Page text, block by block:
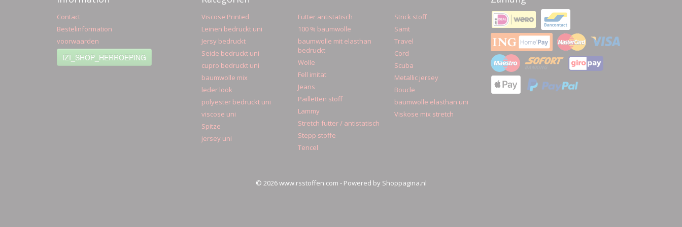
Contact
Bestelinformation
voorwaarden
IZI_SHOP_HERROEPING
Viscose Printed
Leinen bedruckt uni
Jersy bedruckt
Seide bedruckt uni
cupro bedruckt uni
baumwolle mix
leder look
polyester bedruckt uni
viscose uni
Spitze
jersey uni
Futter antistatisch
100 % baumwolle
baumwolle mit elasthan
bedruckt
Wolle
Fell imitat
Jeans
Pailletten stoff
Lammy
Stretch futter / antistatisch
Stepp stoffe
Tencel
Strick stoff
Samt
Travel
Cord
Scuba
Metallic jersey
Boucle
baumwolle elasthan uni
Viskose mix stretch
© 2026 www.rsstoffen.com - Powered by Shoppagina.nl